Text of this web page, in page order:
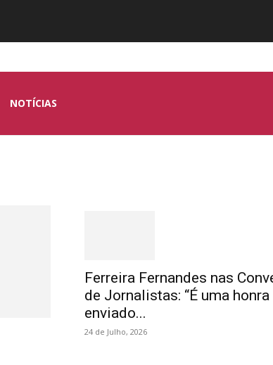
NOTÍCIAS
Ferreira Fernandes nas
de Jornalistas: “É uma
enviado...
24 de Julho, 2026